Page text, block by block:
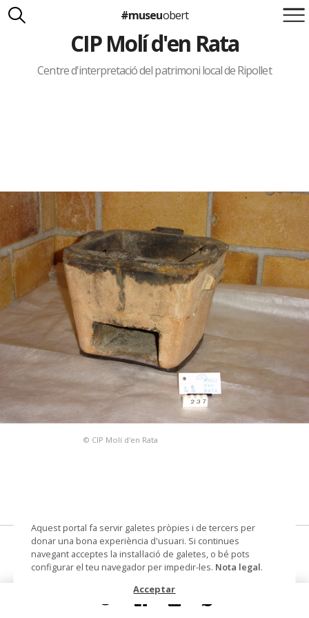
Suma't a la iniciativa
Carlota Royo
Francesca Barcellona
#museuobert
CIP Molí d'en Rata
Centre d'interpretació del patrimoni local de Ripollet
© CIP Molí d'en Rata
fogó
Datació 1800 - 1950
Aquest portal fa servir galetes pròpies i de tercers per
donar una bona experiència d'usuari. Si continues
navegant acceptes la instal·lació de galetes, o bé pots
configurar el teu navegador per impedir-les. Nota legal.
Acceptar